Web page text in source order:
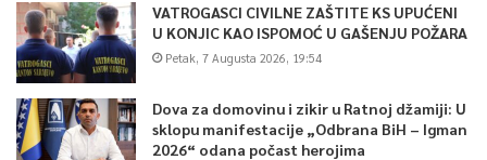
VATROGASCI CIVILNE ZAŠTITE KS UPUĆENI
U KONJIC KAO ISPOMOĆ U GAŠENJU POŽARA
Petak, 7 Augusta 2026, 19:54
Dova za domovinu i zikir u Ratnoj džamiji: U
sklopu manifestacije „Odbrana BiH – Igman
2026“ odana počast herojima